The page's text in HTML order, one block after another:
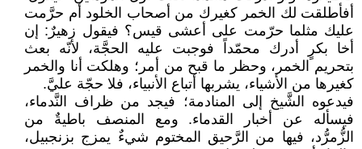
أفأطلقت لك الخمر كغيرك من أصحاب الخلود أم حرَّمت
عليك مثلما حرّمت على أعشى قيس؟ فيقول زهيرٌ: إن
أخا بكرٍ أدرك محمّداً فوجبت عليه الحجَّة، لأنّه بعث
بتحريم الخمر، وحظر ما قبح من أمر؛ وهلكت أنا والخمر
كغيرها من الأشياء، يشربها أتباع الأنبياء، فلا حجّة عليَّ.
فيدعوه الشَّيخ إلى المنادمة؛ فيجد من ظراف النَّدماء،
فيسأله عن أخبار القدماء. ومع المنصف باطيةٌ من
الزُّمرُّد، فيها من الرَّحيق المختوم شيءٌ يمزج بزنجبيل،